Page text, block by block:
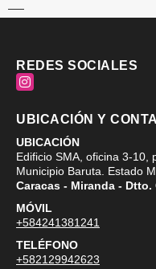
REDES SOCIALES
Instagram
UBICACIÓN Y
UBICACIÓN
Edificio SMA, oficina 3-10,
Municipio Baruta. Estado
Caracas - Miranda - Dtto.
MÓVIL
+584241381241
TELÉFONO
+582129942623